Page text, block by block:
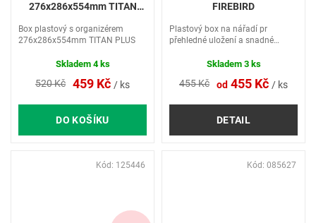
276x286x554mm TITAN
520 Kč 459 Kč / ks
DO KOŠÍKU
Box plastový s organizérem
276x286x554mm TITAN PLUS
Skladem 4 ks
FIREBIRD
455 Kč od 455 Kč / ks
DETAIL
Plastový box na nářadí pr
přehledné uložení a snadné
Skladem 3 ks
Kód: 125446 Kód: 085627